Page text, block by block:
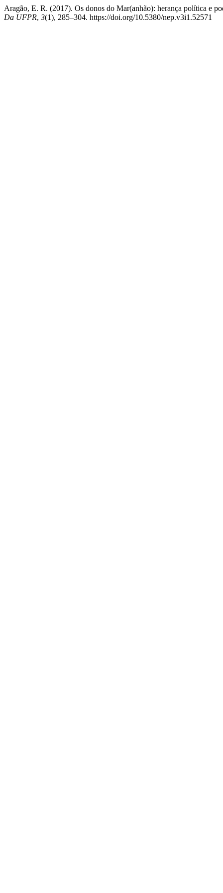
Aragão, E. R. (2017). Os donos do Mar(anhão): herança política e
Da UFPR, 3(1), 285–304. https://doi.org/10.5380/nep.v3i1.52571